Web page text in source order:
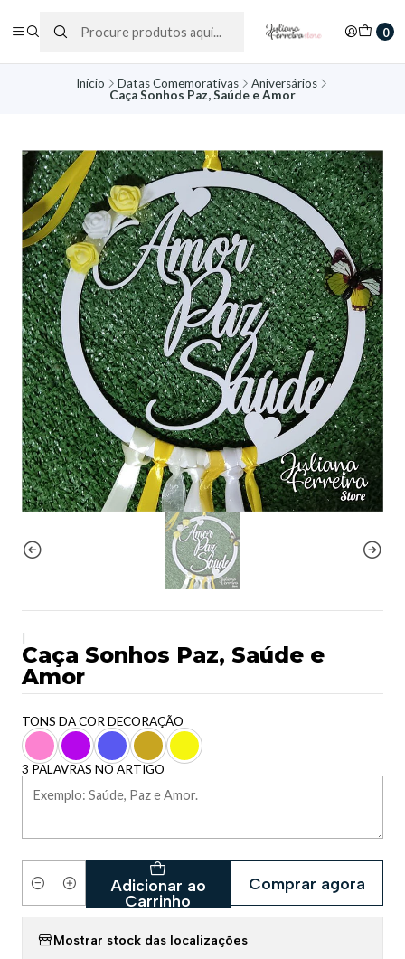
0
Início Datas Comemorativas
Aniversários
Caça Sonhos Paz, Saúde e Amor
Caça Sonhos Paz, Saúde e
Amor
TONS DA COR DECORAÇÃO
3 PALAVRAS NO ARTIGO
Quantidade
Adicionar ao
Carrinho
Comprar agora
Mostrar stock das localizações